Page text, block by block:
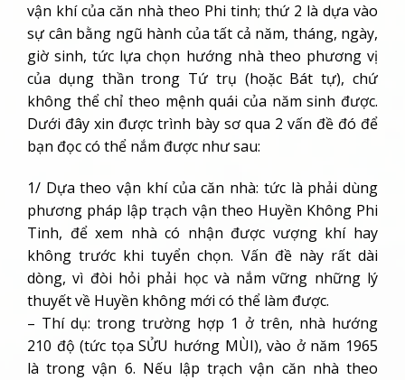
vận khí của căn nhà theo Phi tinh; thứ 2 là dựa vào
sự cân bằng ngũ hành của tất cả năm, tháng, ngày,
giờ sinh, tức lựa chọn hướng nhà theo phương vị
của dụng thần trong Tứ trụ (hoặc Bát tự), chứ
không thể chỉ theo mệnh quái của năm sinh được.
Dưới đây xin được trình bày sơ qua 2 vấn đề đó để
bạn đọc có thể nắm được như sau:
1/ Dựa theo vận khí của căn nhà: tức là phải dùng
phương pháp lập trạch vận theo Huyền Không Phi
Tinh, để xem nhà có nhận được vượng khí hay
không trước khi tuyển chọn. Vấn đề này rất dài
dòng, vì đòi hỏi phải học và nắm vững những lý
thuyết về Huyền không mới có thể làm được.
– Thí dụ: trong trường hợp 1 ở trên, nhà hướng
210 độ (tức tọa SỬU hướng MÙI), vào ở năm 1965
là trong vận 6. Nếu lập trạch vận căn nhà theo